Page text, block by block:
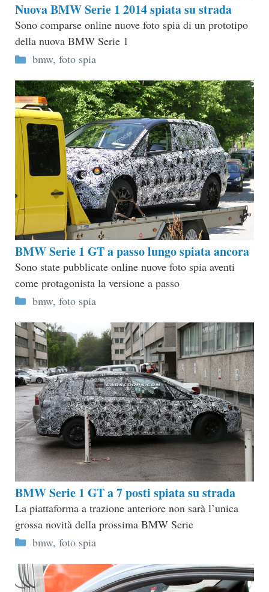
Nuova BMW Serie 1 2014 spiata su strada
Sono comparse online nuove foto spia di un prototipo
della nuova BMW Serie 1
Categorie
bmw, foto spia
BMW Serie 1 GT a passo lungo spiata ancora
Sono state pubblicate online nuove foto spia aventi
come protagonista la versione a passo
Categorie
bmw, foto spia
BMW Serie 1 GT a 7 posti spiata su strada
La piattaforma a trazione anteriore non sarà l’unica
grossa novità della prossima BMW Serie
Categorie
bmw, foto spia